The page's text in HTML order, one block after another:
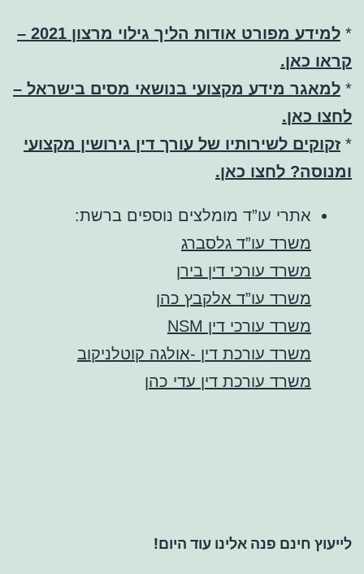
*
למידע מפורט אודות הליך גילוי מרצון 2021 –
קראו כאן.
* למאגר מידע מקצועי בנושאי מסים בישראל –
לחצו כאן.
* זקוקים לשירותיו של עורך דין גירושין מקצועי
ומנוסה? לחצו כאן.
אתרי עו”ד מומלצים נוספים ברשת:
משרד עו”ד גלסברג
משרד עורכי דין בירן
משרד עו”ד אלקבץ כהן
משרד עורכי דין NSM
משרד עורכת דין -אולגה קוטלניקוב
משרד עורכת דין עדי כהן
לייעוץ חינם פנה אלינו עוד היום!